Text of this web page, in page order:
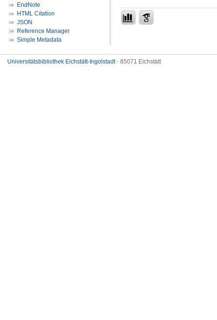
EndNote
HTML Citation
JSON
Reference Manager
Simple Metadata
Universitätsbibliothek Eichstätt-Ingolstadt- 85071 Eichstätt